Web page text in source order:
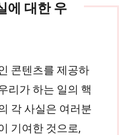
에 대한 우
콘텐츠를 제공하
리가 하는 일의 핵
각 사실은 여러분
기여한 것으로,